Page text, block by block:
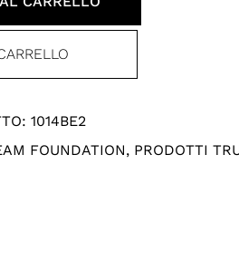
1014BE2
FOUNDATION, PRODOTTI